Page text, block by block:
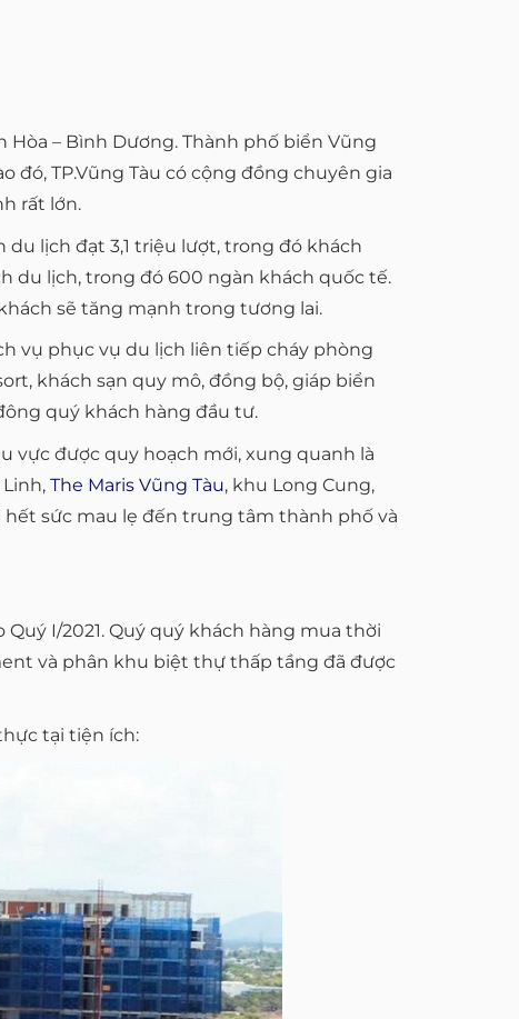
– Bình Dương. Thành phố biển Vũng
đó, TP.Vũng Tàu có cộng đồng chuyên gia
rất lớn.
lịch đạt 3,1 triệu lượt, trong đó khách
du lịch, trong đó 600 ngàn khách quốc tế.
sẽ tăng mạnh trong tương lai.
vụ phục vụ du lịch liên tiếp cháy phòng
khách sạn quy mô, đồng bộ, giáp biển
quý khách hàng đầu tư.
vực được quy hoạch mới, xung quanh là
The Maris Vũng Tàu, khu Long Cung,
hết sức mau lẹ đến trung tâm thành phố và
I/2021. Quý quý khách hàng mua thời
và phân khu biệt thự thấp tầng đã được
tại tiện ích: